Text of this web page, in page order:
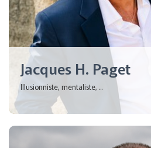
Jacques H. Paget
Illusionniste, mentaliste, ...